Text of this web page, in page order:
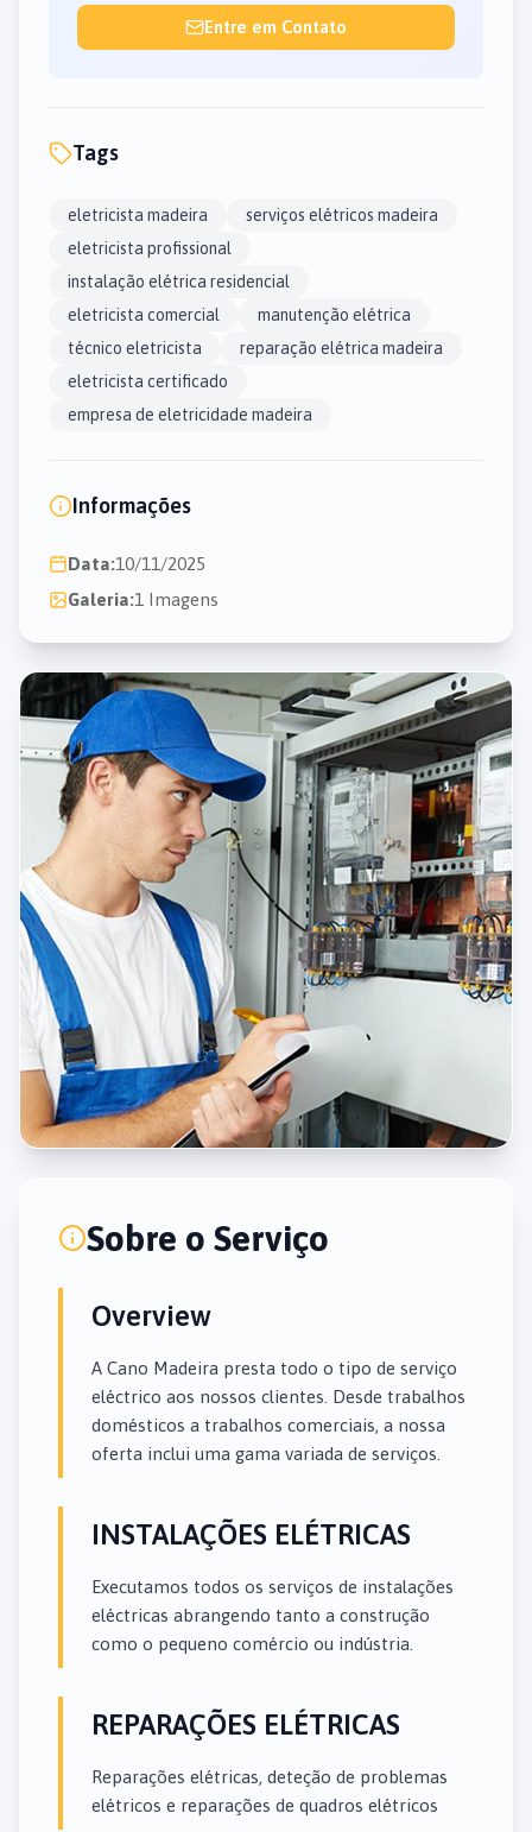
Entre em Contato
Tags
eletricista madeira
serviços elétricos madeira
eletricista profissional
instalação elétrica residencial
eletricista comercial
manutenção elétrica
técnico eletricista
reparação elétrica madeira
eletricista certificado
empresa de eletricidade madeira
Informações
Data:10/11/2025
Galeria:1 Imagens
Sobre o Serviço
Overview
A Cano Madeira presta todo o tipo de serviço
eléctrico aos nossos clientes. Desde trabalhos
domésticos a trabalhos comerciais, a nossa
oferta inclui uma gama variada de serviços.
INSTALAÇÕES ELÉTRICAS
Executamos todos os serviços de instalações
eléctricas abrangendo tanto a construção
como o pequeno comércio ou indústria.
REPARAÇÕES ELÉTRICAS
Reparações elétricas, deteção de problemas
elétricos e reparações de quadros elétricos